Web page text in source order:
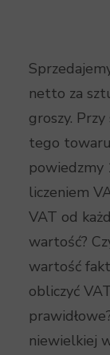
netto za
groszy.
tego
powiedzmy
liczeniem
VAT od
wartość?
wartość
obliczyć
niewielkiej